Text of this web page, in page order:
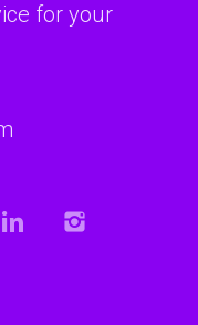
for your